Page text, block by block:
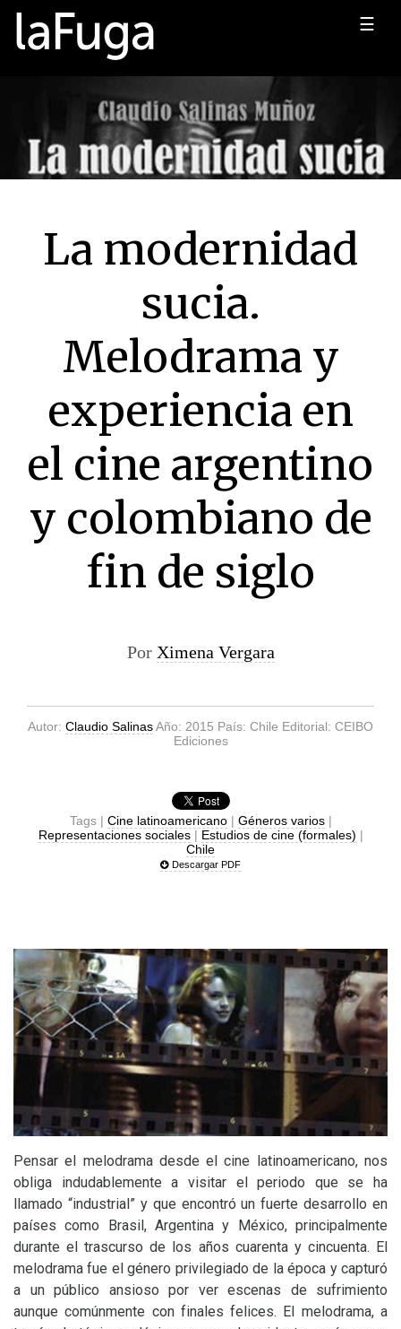
☰
La modernidad
sucia.
Melodrama y
experiencia en
el cine argentino
y colombiano de
fin de siglo
Por Ximena Vergara
Autor: Claudio SalinasAño: 2015 País: Chile Editorial: CEIBO
Ediciones
Tags | Cine latinoamericano| Géneros varios|
Representaciones sociales| Estudios de cine (formales) |
Chile
Descargar PDF
Pensar el melodrama desde el cine latinoamericano, nos
obliga indudablemente a visitar el periodo que se ha
llamado “industrial” y que encontró un fuerte desarrollo en
países como Brasil, Argentina y México, principalmente
durante el trascurso de los años cuarenta y cincuenta. El
melodrama fue el género privilegiado de la época y capturó
a un público ansioso por ver escenas de sufrimiento
aunque comúnmente con finales felices. El melodrama, a